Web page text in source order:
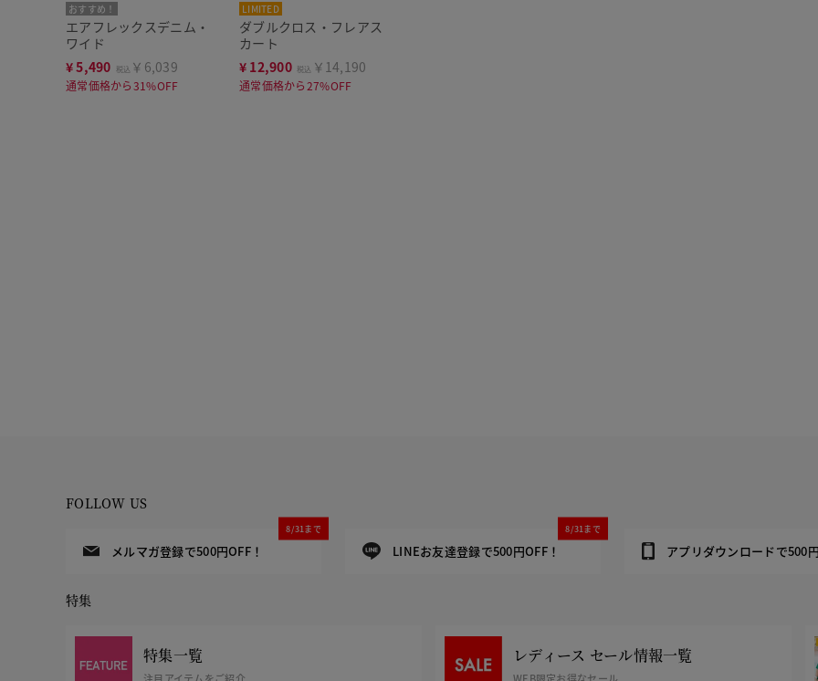
おすすめ！
エアフレックスデニム・
ワイド
¥5,490 税込 ￥6,039
通常価格から31%OFF
LIMITED
ダブルクロス・フレアス
カート
¥ 12,900 税込 ￥14,190
通常価格から27%OFF
FOLLOW US
メルマガ登録で500円OFF！
8/31まで
LINEお友達登録で500円OFF！
8/31まで
アプリダウンロードで500
特集
特集一覧 レディース セール情報一覧